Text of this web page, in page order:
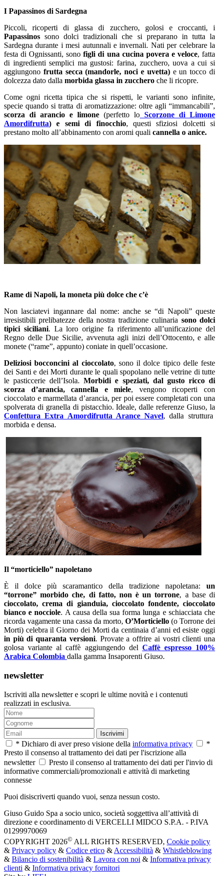
I Papassinos di Sardegna
Piccoli, ricoperti di glassa di zucchero, golosi e croccanti, i
Papassinos sono dolci tradizionali che si preparano in tutta la
Sardegna durante i mesi autunnali e invernali. Nati per celebrare la
festa di Ognissanti, sonofigli di una cucina povera e veloce, fatta
di ingredienti semplici ma gustosi: farina, zucchero, uova a cui si
aggiungono frutta secca (mandorle, noci e uvetta)e un tocco di
dolcezza dato dalla morbida glassa in zucchero che li ricopre.
Come ogni ricetta tipica che si rispetti, le varianti sono infinite,
specie quando si tratta di aromatizzazione: oltre agli “immancabili”,
scorza di arancio e limone (perfetto lo Scorzone di Limone
Amordifrutta) e semi di finocchio, questi sfiziosi dolcetti si
prestano molto all’abbinamento con aromi quali cannella o anice.
Rame di Napoli, la moneta più dolce che c’è
Non lasciatevi ingannare dal nome: anche se “di Napoli” queste
irresistibili prelibatezze della nostra tradizione culinaria sono dolci
tipici siciliani. La loro origine fa riferimento all’unificazione del
Regno delle Due Sicilie, avvenuta agli inizi dell’Ottocento, e alle
monete (“rame”, appunto) coniate in quell’occasione.
Deliziosi bocconcini al cioccolato, sono il dolce tipico delle feste
dei Santi e dei Morti durante le quali spopolano nelle vetrine di tutte
le pasticcerie dell’Isola.Morbidi e speziati, dal gusto ricco di
scorza d’arancia, cannella e miele, vengono ricoperti con
cioccolato e marmellata d’arancia, per poi essere completati con una
spolverata di granella di pistacchio. Ideale, dalle referenze Giuso, la
Confettura Extra Amordifrutta Arance Navel, dalla struttura
morbida e densa.
Il “morticiello” napoletano
È il dolce più scaramantico della tradizione napoletana: un
“torrone” morbido che, di fatto, non è un torrone, a base di
cioccolato, crema di gianduia, cioccolato fondente, cioccolato
bianco e nocciole. A causa della sua forma lunga e schiacciata che
ricorda vagamente una cassa da morto, O’Morticiello (o Torrone dei
Morti) celebra il Giorno dei Morti da centinaia d’anni ed esiste oggi
in più di quaranta versioni. Provate a offrire ai vostri clienti una
golosa variante al caffè aggiungendo del Caffè espresso 100%
Arabica Colombia dalla gamma Insaporenti Giuso.
newsletter
Iscriviti alla newsletter e scopri le ultime novità e i contenuti
realizzati in esclusiva.
Iscrivimi
* Dichiaro di aver preso visione della informativa privacy
*
Presto il consenso al trattamento dei dati per l'iscrizione alla
newsletter
Presto il consenso al trattamento dei dati per l'invio di
informative commerciali/promozionali e attività di marketing
connesse
Puoi disiscriverti quando vuoi, senza nessun costo.
Giuso Guido Spa a socio unico, società soggettiva all’attività di
direzione e coordinamento di VERCELLI MIDCO S.P.A. - P.IVA
01299970069
COPYRIGHT 2026© ALL RIGHTS RESERVED, Cookie policy
& Privacy policy & Codice etico & Accessibilità & Whistleblowing
& Bilancio di sostenibilità & Lavora con noi & Informativa privacy
clienti & Informativa privacy fornitori